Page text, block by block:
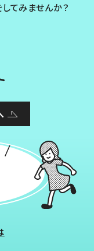
てみませんか？